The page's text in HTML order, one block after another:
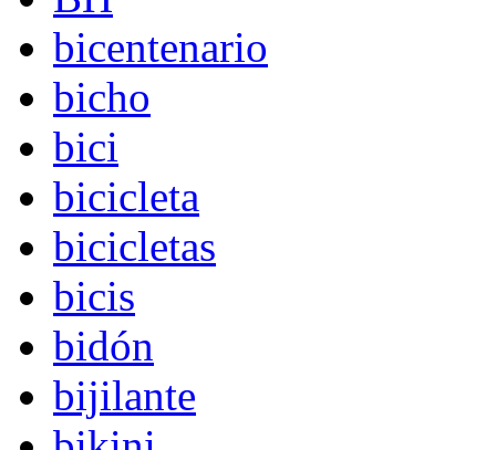
bicentenario
bicho
bici
bicicleta
bicicletas
bicis
bidón
bijilante